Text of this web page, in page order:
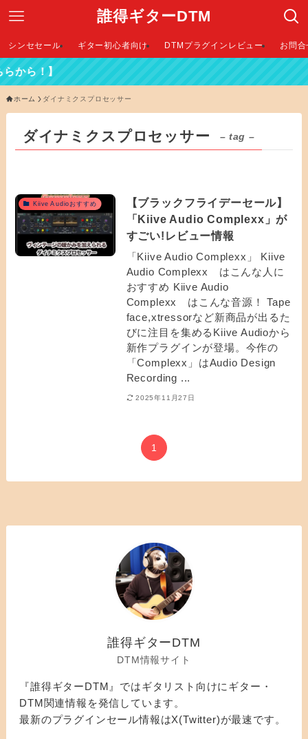
誰得ギターDTM
シンセセール ギター初心者向け DTMプラグインレビュー お問
ら！】
ホーム ダイナミクスプロセッサー
ダイナミクスプロセッサー – tag –
Kiive Audioおすすめ
【ブラックフライデーセール】
「Kiive Audio Complexx」が
すごい!レビュー情報
「Kiive Audio Complexx」 Kiive
Audio Complexx はこんな人に
おすすめ Kiive Audio
Complexx はこんな音源！ Tape
face,xtressorなど新商品が出るた
びに注目を集めるKiive Audioから
新作プラグインが登場。今作の
「Complexx」はAudio Design
Recording ...
2025年11月27日
1
誰得ギターDTM
DTM情報サイト
『誰得ギターDTM』ではギタリスト向けにギター・
DTM関連情報を発信しています。
最新のプラグインセール情報はX(Twitter)が最速です。